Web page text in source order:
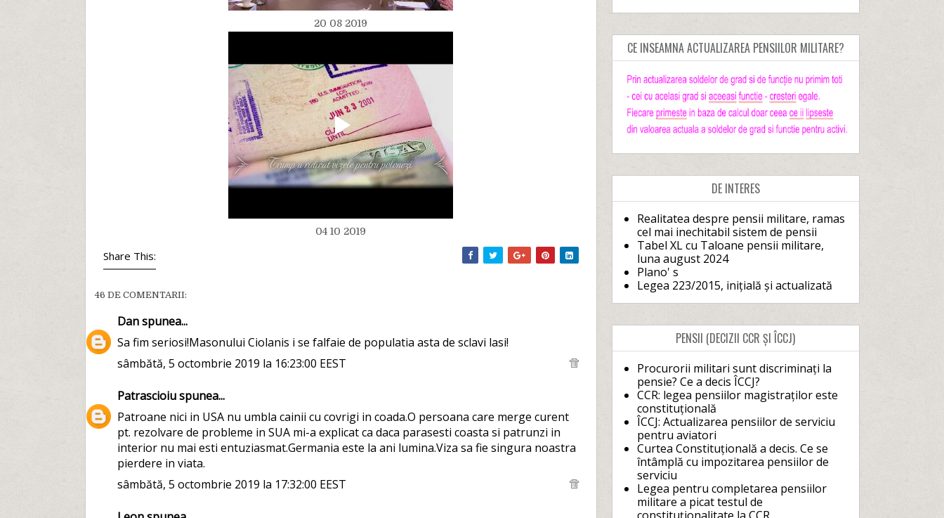
20 08 2019
04 10 2019
Share This:
46 DE COMENTARII:
Danspunea...
Sa fim seriosi!Masonului Ciolanis i se falfaie de populatia asta de sclavi lasi!
sâmbătă, 5 octombrie 2019 la 16:23:00 EEST
Patrascioiuspunea...
Patroane nici in USA nu umbla cainii cu covrigi in coada.O persoana care merge curent
pt. rezolvare de probleme in SUA mi-a explicat ca daca parasesti coasta si patrunzi in
interior nu mai esti entuziasmat.Germania este la ani lumina.Viza sa fie singura noastra
pierdere in viata.
sâmbătă, 5 octombrie 2019 la 17:32:00 EEST
CE INSEAMNA ACTUALIZAREA PENSIILOR MILITARE?
DE INTERES
Realitatea despre pensii militare, ramas
cel mai inechitabil sistem de pensii
Tabel XL cu Taloane pensii militare,
luna august 2024
Plano' s
Legea 223/2015, inițială și actualizată
PENSII (DECIZII CCR ȘI ÎCCJ)
Procurorii militari sunt discriminați la
pensie? Ce a decis ÎCCJ?
CCR: legea pensiilor magistraților este
constituțională
ÎCCJ: Actualizarea pensiilor de serviciu
pentru aviatori
Curtea Constituțională a decis. Ce se
întâmplă cu impozitarea pensiilor de
serviciu
Legea pentru completarea pensiilor
militare a picat testul de